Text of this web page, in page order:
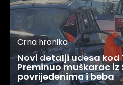
Crna hronika
Novi detalji udesa
Preminuo muškarac iz
povrijeđenima i beba